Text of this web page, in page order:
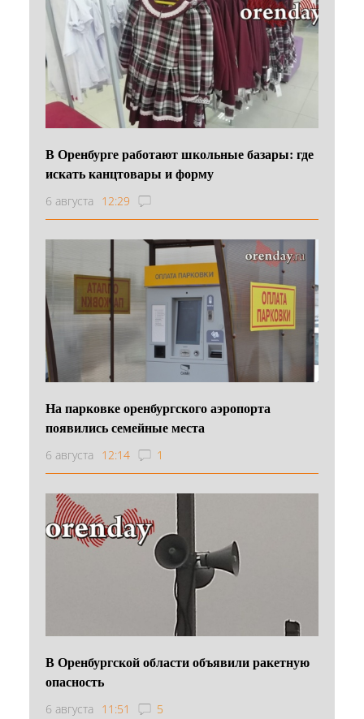
В Оренбурге работают школьные базары: где
искать канцтовары и форму
6 августа 12:29
На парковке оренбургского аэропорта
появились семейные места
6 августа 12:14 1
В Оренбургской области объявили ракетную
опасность
6 августа 11:51 5